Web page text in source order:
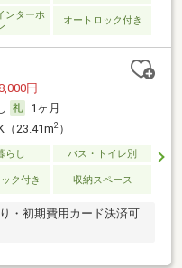
ンターホ
オートロック付き
円
1ヶ月
（23.41m2）
らし
バス・トイレ別
ク付き 収納スペース
・初期費用カード決済可